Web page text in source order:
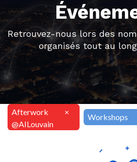
Retrouvez-nous lors des
organisés tout au
Afterwork
@AILouvain
×
Workshops